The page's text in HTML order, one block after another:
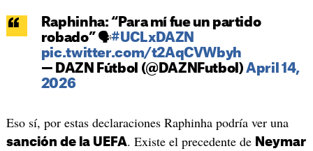
Raphinha: “Para mí fue un partido
robado” 🗣️#UCLxDAZN
pic.twitter.com/t2AqCVWbyh
— DAZN Fútbol (@DAZNFutbol)April 14,
2026
Eso sí, por estas declaraciones Raphinha podría ver una
sanción de la UEFA. Existe el precedente de Neymar